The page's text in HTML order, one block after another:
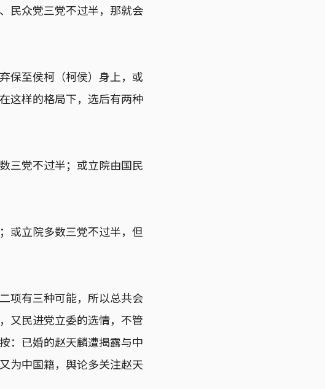
民众党三党不过半，那就会
保至侯柯（柯侯）身上，或
这样的格局下，选后有两种
三党不过半；或立院由国民
或立院多数三党不过半，但
项有三种可能，所以总共会
又民进党立委的选情，不管
：已婚的赵天麟遭揭露与中
为中国籍，舆论多关注赵天